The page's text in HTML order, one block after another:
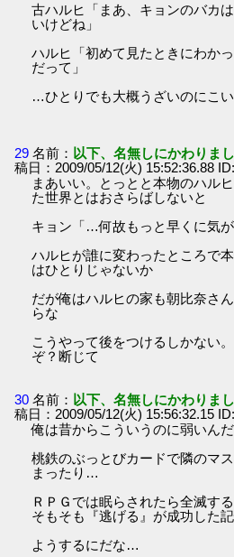
古ハルヒ「まあ、キョンのバカ
いけどね」
ハルヒ「初めて見たときにわか
だって」
…ひとりでも大概うざいのにこ
29 名前： 以下、名無しにかわりま
稿日：2009/05/12(火) 15:52:36.88
まあいい。とっとと本物のハル
た世界とはおさらばしないと
キョン「…何故もっと早くに気が
ハルヒが誰に変わったところで
はひとりじゃないか
だが俺はハルヒの家も朝比奈さ
らな
こうやって後をつけるしかない
ぞ？断じて
30 名前： 以下、名無しにかわりま
稿日：2009/05/12(火) 15:56:32.15
俺は昔からこういうのに弱いん
桃鉄のぶっとびカードで隣のマ
まったり…
ＲＰＧでは眠らされたら全滅す
そもそも『逃げる』が成功した
ようするにだな…